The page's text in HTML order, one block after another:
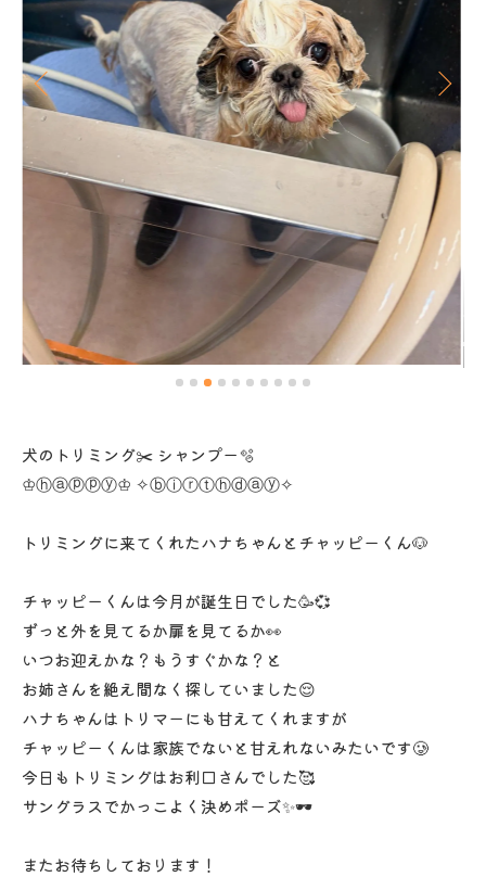
犬のトリミング✂️ シャンプー🫧
♔ⓗⓐⓟⓟⓨ♔ ✧ⓑⓘⓡⓣⓗⓓⓐⓨ✧
トリミングに来てくれたハナちゃんとチャッピーくん🐶
チャッピーくんは今月が誕生日でした🥳💞
ずっと外を見てるか扉を見てるか👀
いつお迎えかな？もうすぐかな？と
お姉さんを絶え間なく探していました😌
ハナちゃんはトリマーにも甘えてくれますが
チャッピーくんは家族でないと甘えれないみたいです🥲
今日もトリミングはお利口さんでした🥰
サングラスでかっこよく決めポーズ✨️🕶
またお待ちしております！